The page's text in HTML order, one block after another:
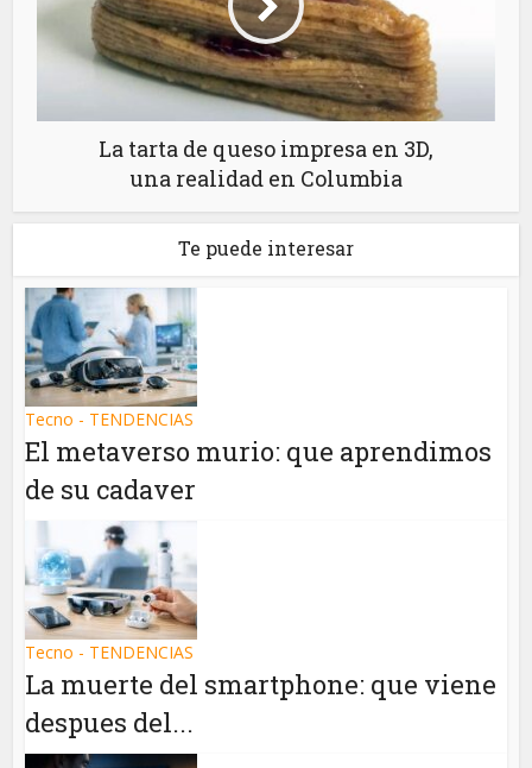
La tarta de queso impresa en 3D,
una realidad en Columbia
Te puede interesar
Tecno - TENDENCIAS
El metaverso murio: que aprendimos
de su cadaver
Tecno - TENDENCIAS
La muerte del smartphone: que viene
despues del...